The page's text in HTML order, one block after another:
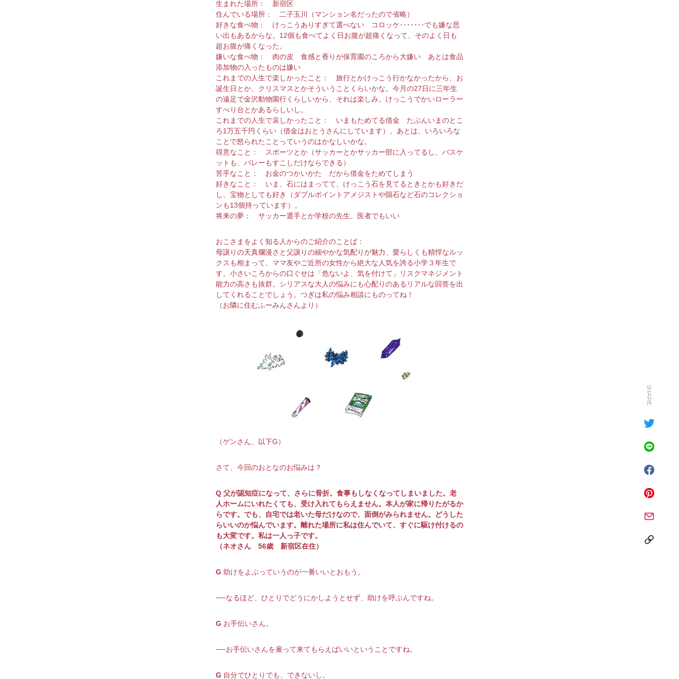
生まれた場所： 新宿区
住んでいる場所： 二子玉川（マンション名だったので省略）
好きな食べ物： けっこうありすぎて選べない コロッケ･･･････でも嫌な思
い出もあるからな。12個も食べてよく日お腹が超痛くなって、そのよく日も
超お腹が痛くなった。
嫌いな食べ物： 肉の皮 食感と香りが保育園のころから大嫌い あとは食品
添加物の入ったものは嫌い
これまでの人生で楽しかったこと： 旅行とかけっこう行かなかったから、お
誕生日とか、クリスマスとかそういうことくらいかな。今月の27日に三年生
の遠足で金沢動物園行くらしいから、それは楽しみ。けっこうでかいローラー
すべり台とかあるらしいし。
これまでの人生で哀しかったこと： いまもためてる借金 たぶんいまのとこ
ろ1万五千円くらい（借金はおとうさんにしています）。あとは、いろいろな
ことで怒られたことっていうのはかなしいかな。
得意なこと： スポーツとか（サッカーとかサッカー部に入ってるし、バスケ
ットも、バレーもすこしだけならできる）
苦手なこと： お金のつかいかた だから借金をためてしまう
好きなこと： いま、石にはまってて、けっこう石を見てるときとかも好きだ
し、宝物としても好き（ダブルポイントアメジストや隕石など石のコレクショ
ンも13個持っています）。
将来の夢： サッカー選手とか学校の先生、医者でもいい
おこさまをよく知る人からのご紹介のことば：
母譲りの天真爛漫さと父譲りの細やかな気配りが魅力、愛らしくも精悍なルッ
クスも相まって、ママ友やご近所の女性から絶大な人気を誇る小学３年生で
す。小さいころからの口ぐせは「危ないよ、気を付けて」リスクマネジメント
能力の高さも抜群。シリアスな大人の悩みにも心配りのあるリアルな回答を出
してくれることでしょう。つぎは私の悩み相談にものってね！
（お隣に住むふーみんさんより）
（ゲンさん、以下G）
さて、今回のおとなのお悩みは？
Q 父が認知症になって、さらに骨折。食事もしなくなってしまいました。老
人ホームにいれたくても、受け入れてもらえません。本人が家に帰りたがるか
らです。でも、自宅では老いた母だけなので、面倒がみられません。どうした
らいいのか悩んでいます。離れた場所に私は住んでいて、すぐに駆け付けるの
も大変です。私は一人っ子です。
（ネオさん 56歳 新宿区在住）
G 助けをよぶっていうのが一番いいとおもう。
──なるほど、ひとりでどうにかしようとせず、助けを呼ぶんですね。
G お手伝いさん。
──お手伝いさんを雇って来てもらえばいいということですね。
G 自分でひとりでも、できないし。
SHARE